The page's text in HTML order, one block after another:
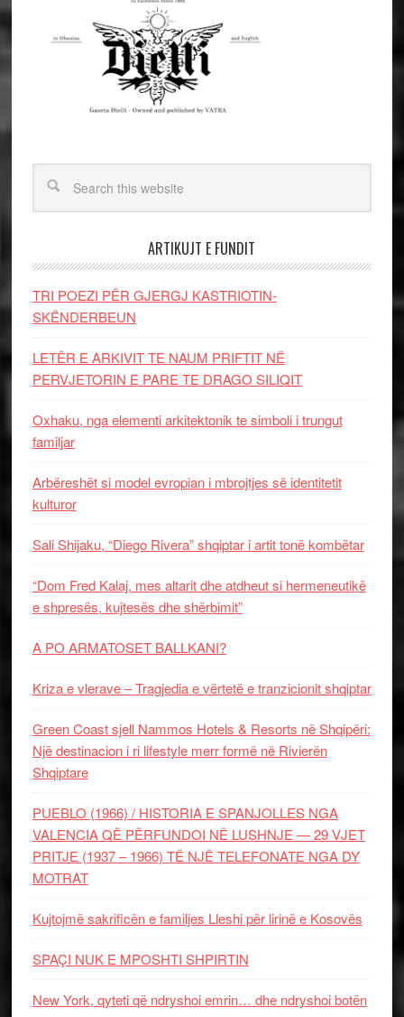
ARTIKUJT E FUNDIT
TRI POEZI PËR GJERGJ KASTRIOTIN-
SKËNDERBEUN
LETËR E ARKIVIT TE NAUM PRIFTIT NË
PERVJETORIN E PARE TE DRAGO SILIQIT
Oxhaku, nga elementi arkitektonik te simboli i trungut
familjar
Arbëreshët si model evropian i mbrojtjes së identitetit
kulturor
Sali Shijaku, “Diego Rivera” shqiptar i artit tonë kombëtar
“Dom Fred Kalaj, mes altarit dhe atdheut si hermeneutikë
e shpresës, kujtesës dhe shërbimit”
A PO ARMATOSET BALLKANI?
Kriza e vlerave – Tragjedia e vërtetë e tranzicionit shqiptar
Green Coast sjell Nammos Hotels & Resorts në Shqipëri:
Një destinacion i ri lifestyle merr formë në Rivierën
Shqiptare
PUEBLO (1966) / HISTORIA E SPANJOLLES NGA
VALENCIA QË PËRFUNDOI NË LUSHNJE — 29 VJET
PRITJE (1937 – 1966) TË NJË TELEFONATE NGA DY
MOTRAT
Kujtojmë sakrificën e familjes Lleshi për lirinë e Kosovës
SPAÇI NUK E MPOSHTI SHPIRTIN
New York, qyteti që ndryshoi emrin… dhe ndryshoi botën